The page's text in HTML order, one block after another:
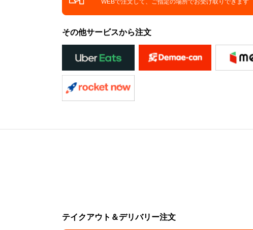
WEBで注文して、 ご指定の場所でお受け取りできます
その他サービスから注文
テイクアウト＆デリバリー注文